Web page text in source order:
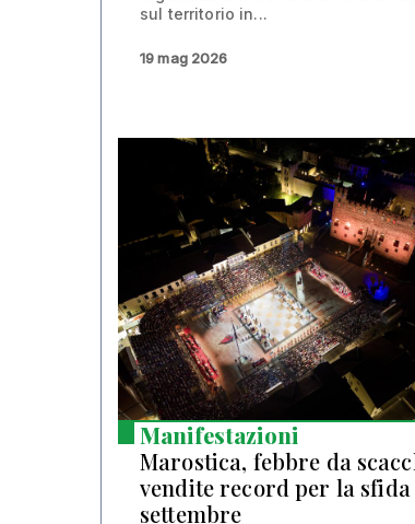
sul territorio in...
19 mag 2026
Manifestazioni
Marostica, febbre da
vendite record per la sfida
settembre